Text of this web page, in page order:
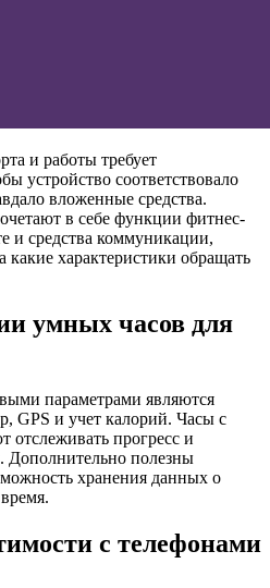
и работы требует
устройство соответствовало
вложенные средства.
в себе функции фитнес-
и средства коммуникации,
характеристики обращать
умных часов для
параметрами являются
GPS и учет калорий. Часы с
отслеживать прогресс и
Дополнительно полезны
хранения данных о
с телефонами